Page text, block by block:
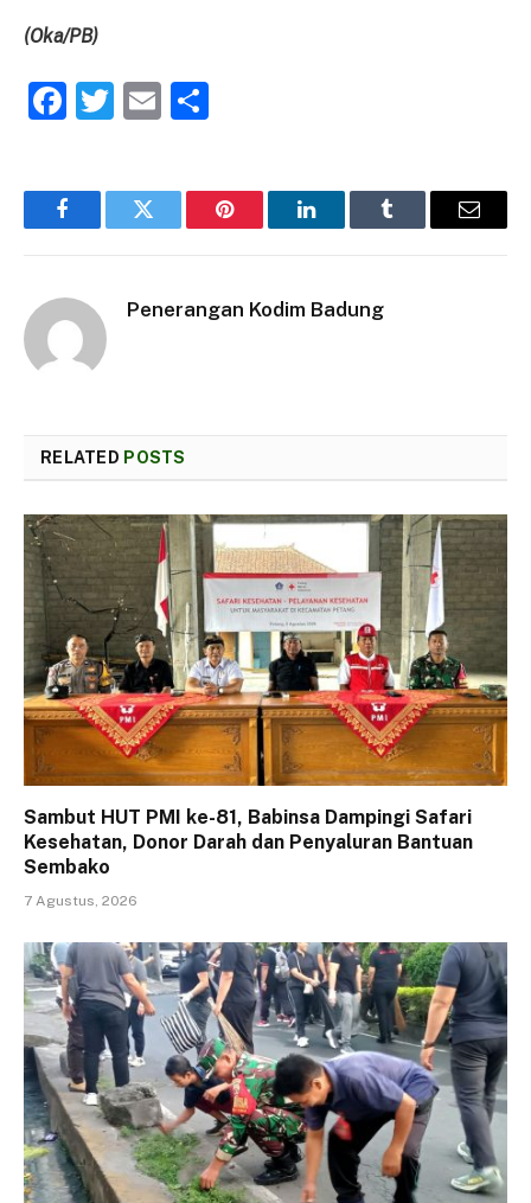
(Oka/PB)
Facebook
Twitter
Email
FacebookTwitter Pinterest LinkedInTumblr Email
Penerangan Kodim Badung
RELATED POSTS
Sambut HUT PMI ke-81, Babinsa Dampingi Safari
Kesehatan, Donor Darah dan Penyaluran Bantuan
Sembako
7 Agustus, 2026